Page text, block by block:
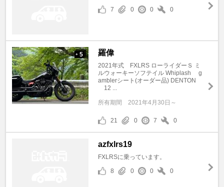
7
0 0 0
+ 5 羅偉
2021年式 FXLRS ローライダーＳ ミ
ルウォーキーソフテイル Whiplash g
amblerシート(オーダー品) DENTON
12 ...
所有期間 2021年4月30日～
21 0 7 0
azfxlrs19
FXLRSに乗っています。
8
0 0 0